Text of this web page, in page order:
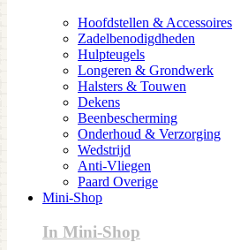
Hoofdstellen & Accessoires
Zadelbenodigdheden
Hulpteugels
Longeren & Grondwerk
Halsters & Touwen
Dekens
Beenbescherming
Onderhoud & Verzorging
Wedstrijd
Anti-Vliegen
Paard Overige
Mini-Shop
In Mini-Shop